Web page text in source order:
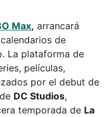
Max, arrancará
de
La plataforma de
películas,
por el debut de
DC Studios,
temporada de La